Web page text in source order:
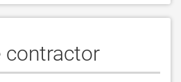
contractor